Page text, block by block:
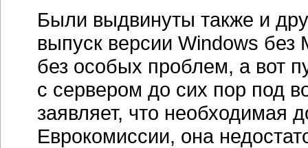
Были выдвинуты также и
выпуск версии Windows
без особых проблем, а вот
с сервером до сих пор под
заявляет, что необходимая
Еврокомиссии, она